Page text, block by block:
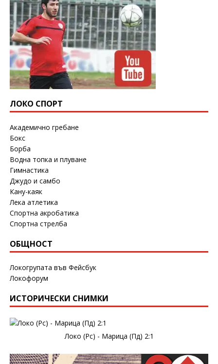
ЛОКО СПОРТ
Академично гребане
Бокс
Борба
Водна топка и плуване
Гимнастика
Джудо и самбо
Кану-каяк
Лека атлетика
Спортна акробатика
Спортна стрелба
ОБЩНОСТ
Локогрупата във Фейсбук
Локофорум
ИСТОРИЧЕСКИ СНИМКИ
Локо (Рс) - Марица (Пд) 2:1